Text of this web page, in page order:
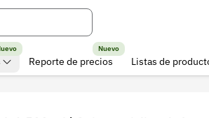
Reporte de precios
Nuevo
Listas de